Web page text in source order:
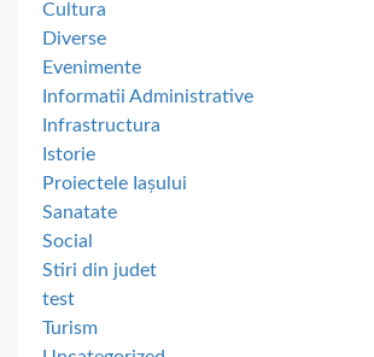
Cultura
Diverse
Evenimente
Informatii Administrative
Infrastructura
Istorie
Proiectele Iașului
Sanatate
Social
Stiri din judet
test
Turism